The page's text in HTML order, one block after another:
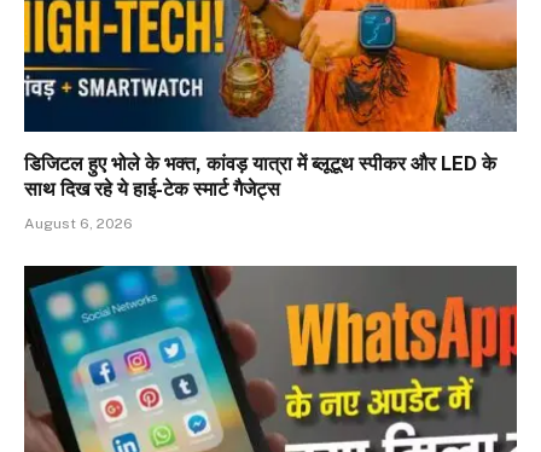
डिजिटल हुए भोले के भक्त, कांवड़ यात्रा में ब्लूटूथ स्पीकर और LED के
साथ दिख रहे ये हाई-टेक स्मार्ट गैजेट्स
August 6, 2026